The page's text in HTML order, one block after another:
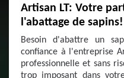
Artisan LT: Votre
l'abattage de sapins!
Besoin d'abattre un
confiance à l'entreprise
professionnelle et sans
trop imposant dans